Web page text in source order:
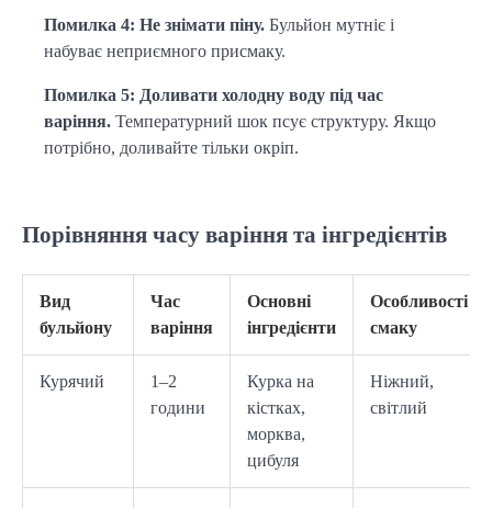
Помилка 4: Не знімати піну. Бульйон мутніє і
набуває неприємного присмаку.
Помилка 5: Доливати холодну воду під час
варіння. Температурний шок псує структуру. Якщо
потрібно, доливайте тільки окріп.
Порівняння часу варіння та інгредієнтів
Вид
бульйону
Час
варіння
Основні
інгредієнти
Особливості
смаку
Курячий
1–2
години
Курка на
кістках,
морква,
цибуля
Ніжний,
світлий